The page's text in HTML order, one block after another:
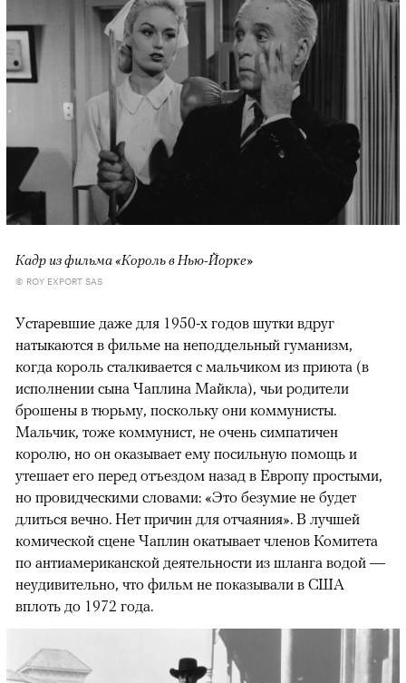
Кадр из фильма «Король в Нью-Йорке»
© ROY EXPORT SAS
Устаревшие даже для 1950-х годов шутки вдруг
натыкаются в фильме на неподдельный гуманизм,
когда король сталкивается с мальчиком из приюта (в
исполнении сына Чаплина Майкла), чьи родители
брошены в тюрьму, поскольку они коммунисты.
Мальчик, тоже коммунист, не очень симпатичен
королю, но он оказывает ему посильную помощь и
утешает его перед отъездом назад в Европу простыми,
но провидческими словами: «Это безумие не будет
длиться вечно. Нет причин для отчаяния». В лучшей
комической сцене Чаплин окатывает членов Комитета
по антиамериканской деятельности из шланга водой —
неудивительно, что фильм не показывали в США
вплоть до 1972 года.